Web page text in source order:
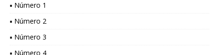
▪ Número 1
▪ Número 2
▪ Número 3
▪ Número 4